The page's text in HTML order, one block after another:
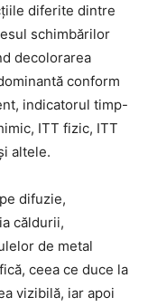
diferite dintre
schimbărilor
decolorarea
conform
indicatorul timp-
ITT fizic, ITT
altele.
difuzie,
căldurii,
de metal
ceea ce duce la
vizibilă, iar apoi